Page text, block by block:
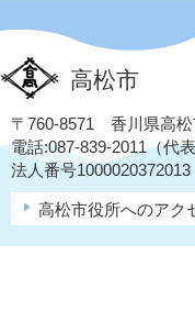
高松市
〒760-8571 香川県高松
電話:087-839-2011（代
法人番号1000020372013
高松市役所へのアク